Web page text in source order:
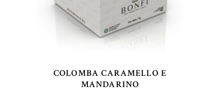
ha
più
varianti.
opzioni
possono
COLOMBA CARAMELLO E
MANDARINO